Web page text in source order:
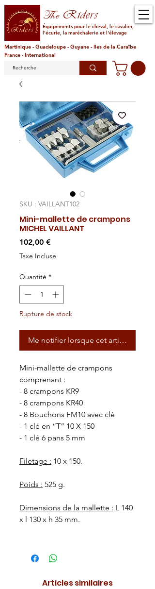
TheRiders
Équipements pour le cheval, le cavalier,
l'écurie, la maréchalerie et l'élevage
Martinique - Guadeloupe - Guyane - Iles de la Caraïbe
France - International
SKU : VAILLANT102
Mini-mallette de crampons
MICHEL VAILLANT
102,00 €Prix
Taxe Incluse
Quantité *
Rupture de stock
Me notifier lorsque cet article est
Mini-mallette de crampons
comprenant :
- 8 crampons KR9
- 8 crampons KR40
- 8 Bouchons FM10 avec clé
- 1 clé en “T” 10 X 150
- 1 clé 6 pans 5 mm
Filetage : 10 x 150.
Poids : 525 g.
Dimensions de la mallette : L 140
x l 130 x h 35 mm.
Articles similaires